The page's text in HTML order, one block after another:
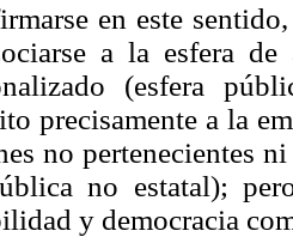
en este
a la esfera
(esfera
precisamente a la
no pertenecientes
no estatal);
y democracia